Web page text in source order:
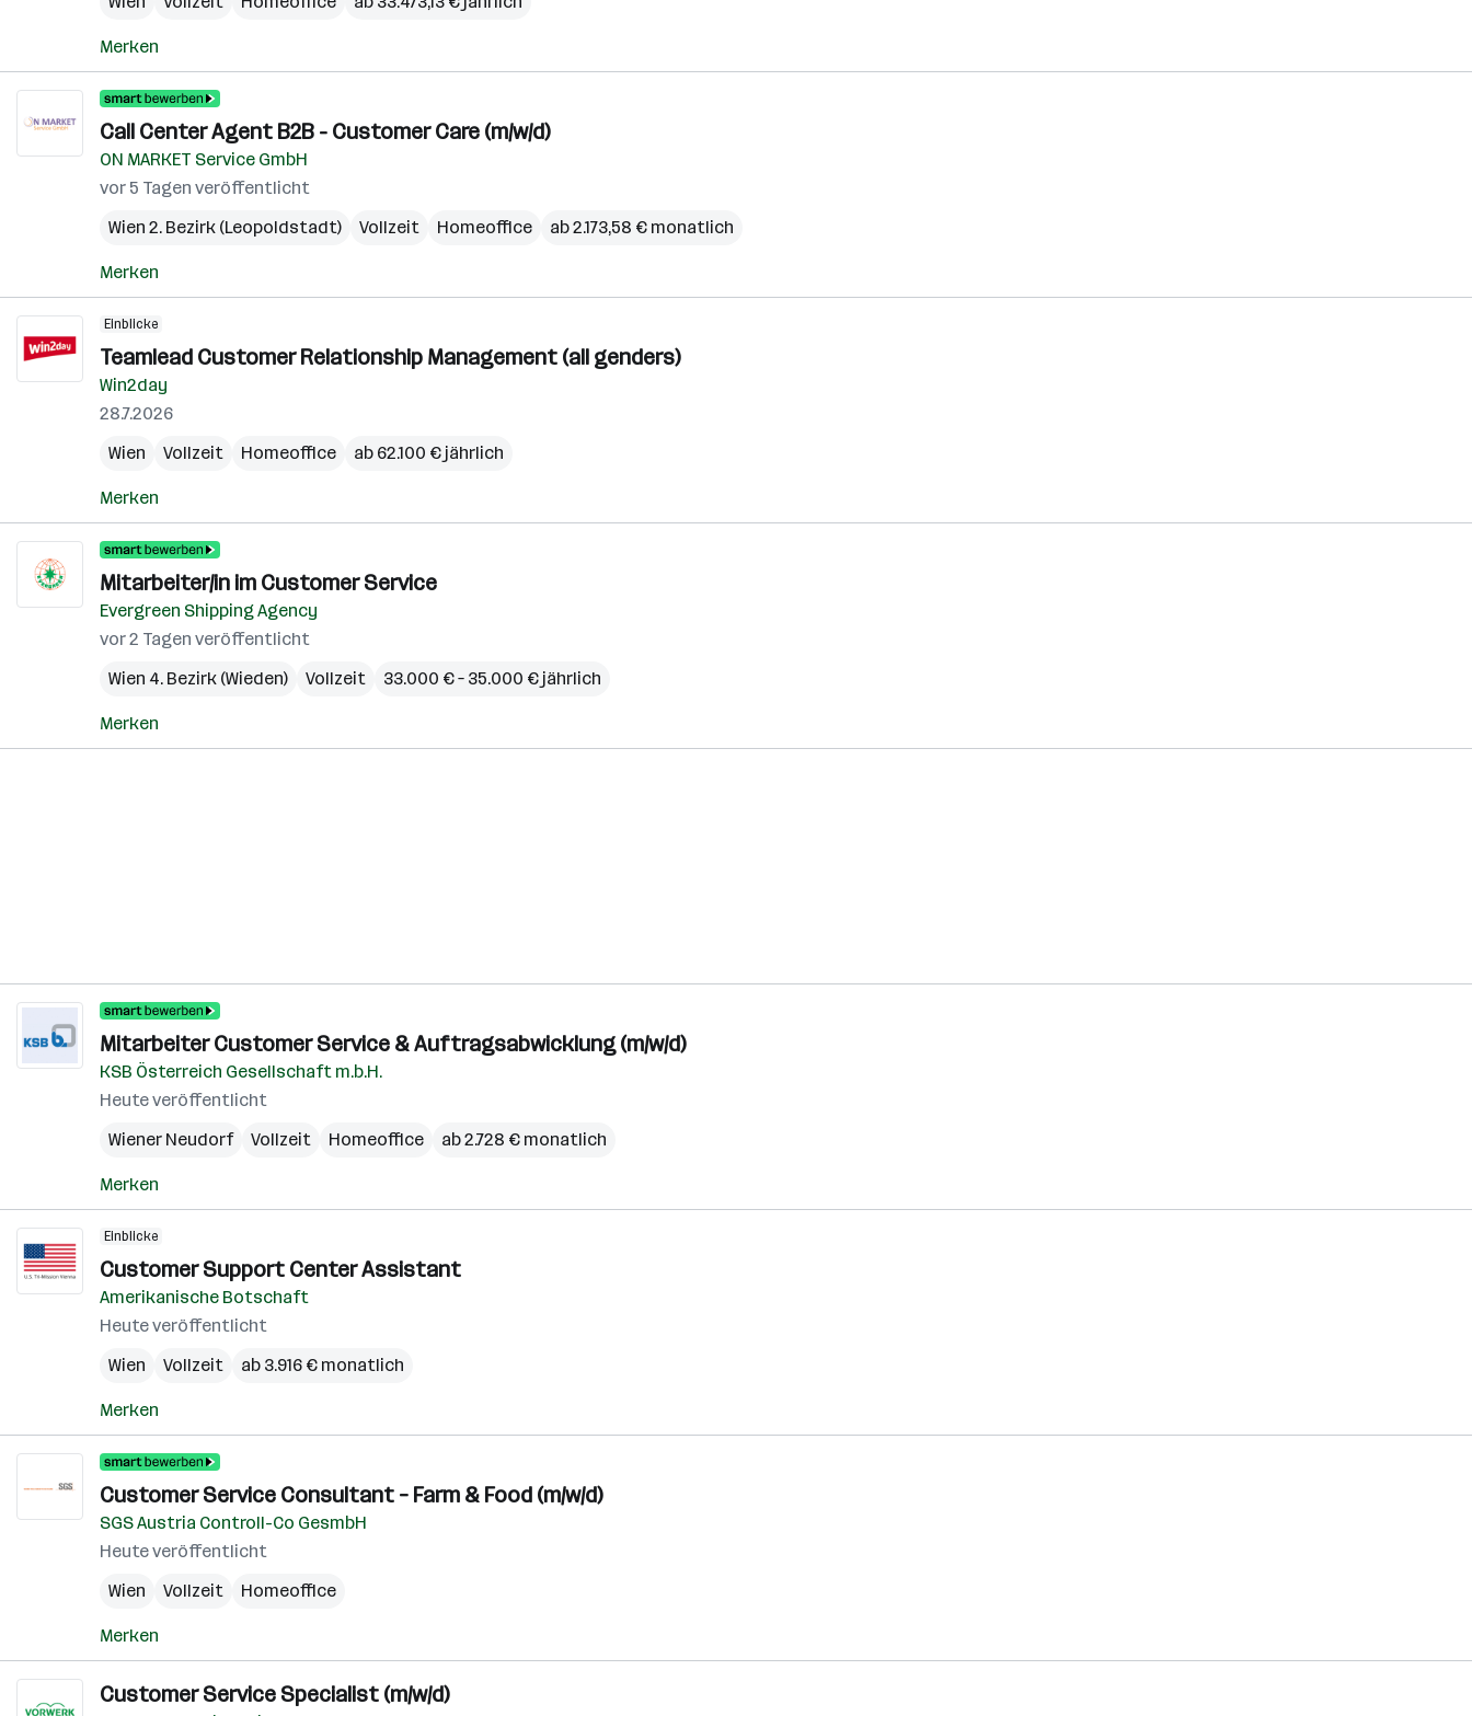
Merken
Call Center Agent B2B - Customer Care (m/w/d)
ON MARKET Service GmbH
vor 5 Tagen veröffentlicht
Wien 2. Bezirk (Leopoldstadt)
Vollzeit Homeoffice ab 2.173,58 € monatlich
Merken
Einblicke
Teamlead Customer Relationship Management (all genders)
Win2day
28.7.2026
Wien
Vollzeit Homeoffice ab 62.100 € jährlich
Merken
Mitarbeiter/in im Customer Service
Evergreen Shipping Agency
vor 2 Tagen veröffentlicht
Wien 4. Bezirk (Wieden)
Vollzeit 33.000 € – 35.000 € jährlich
Merken
Mitarbeiter Customer Service & Auftragsabwicklung (m/w/d)
KSB Österreich Gesellschaft m.b.H.
Heute veröffentlicht
Wiener Neudorf
Vollzeit Homeoffice ab 2.728 € monatlich
Merken
Einblicke
Customer Support Center Assistant
Amerikanische Botschaft
Heute veröffentlicht
Wien
Vollzeit ab 3.916 € monatlich
Merken
Customer Service Consultant – Farm & Food (m/w/d)
SGS Austria Controll-Co GesmbH
Heute veröffentlicht
Wien
Vollzeit Homeoffice
Merken
Customer Service Specialist (m/w/d)